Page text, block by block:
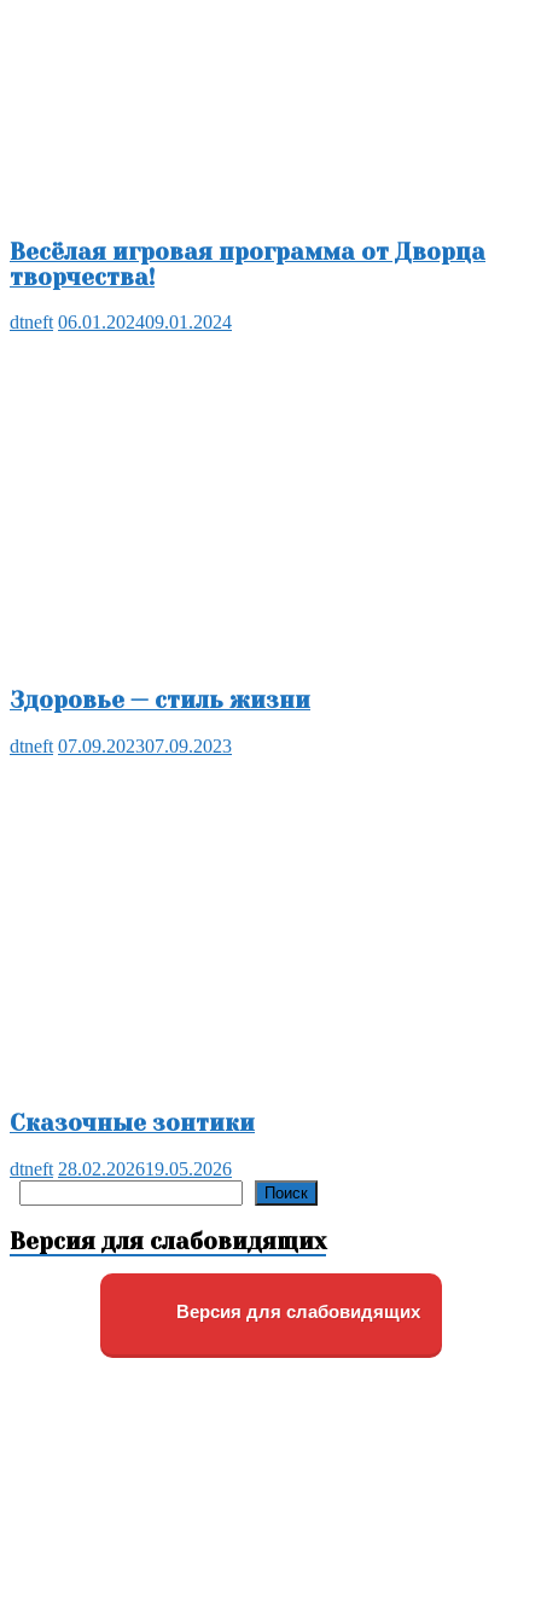
Весёлая игровая программа от Дворца
творчества!
dtneft 06.01.202409.01.2024
Здоровье — стиль жизни
dtneft 07.09.202307.09.2023
Сказочные зонтики
dtneft 28.02.202619.05.2026
Поиск
Версия для слабовидящих
Версия для слабовидящих